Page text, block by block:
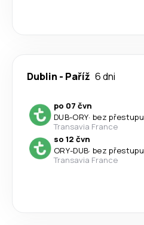
Dublin - Paříž 6 dni
po 07 čvn
DUB-ORY· bez přestupu
Transavia France
so 12 čvn
ORY-DUB· bez přestupu
Transavia France